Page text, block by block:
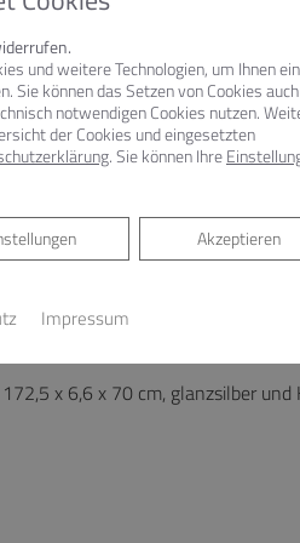
WC-Komplettanlage, weiß-alpin
Mengen-Spülung aus weißem Glas
x 6,6 x 70 cm, glanzsilber
und weitere Technologien, um Ihnen ein
Sie können das Setzen von Cookies auch
notwendigen Cookies nutzen.
der Cookies und eingesetzten
. Sie können Ihre
Akzeptieren
Impressum